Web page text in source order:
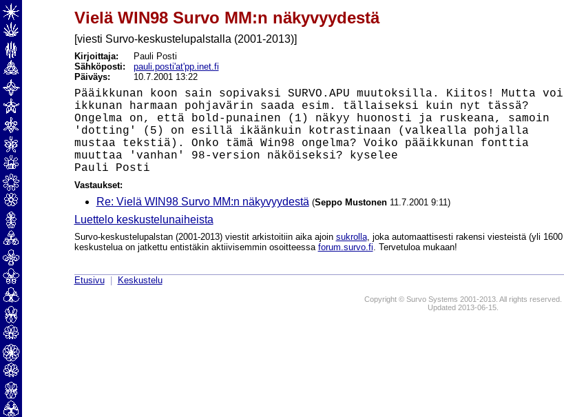
Vielä WIN98 Survo MM:n näkyvyydestä
[viesti Survo-keskustelupalstalla (2001-2013)]
Kirjoittaja:
Pauli Posti
Sähköposti: pauli.posti'at'pp.inet.fi
Päiväys:
10.7.2001 13:22
Pääikkunan koon sain sopivaksi SURVO.APU muutoksilla. Kiitos! Mutta
ikkunan harmaan pohjavärin saada esim. tällaiseksi kuin nyt tässä?
Ongelma on, että bold-punainen (1) näkyy huonosti ja ruskeana, samoin
'dotting' (5) on esillä ikäänkuin kotrastinaan (valkealla pohjalla
mustaa tekstiä). Onko tämä Win98 ongelma? Voiko pääikkunan fonttia
muuttaa 'vanhan' 98-version näköiseksi? kyselee
Vastaukset:
Re: Vielä WIN98 Survo MM:n näkyvyydestä (Seppo Mustonen11.7.2001 9:11)
Luettelo keskustelunaiheista
Survo-keskustelupalstan (2001-2013) viestit arkistoitiin aika ajoin sukrolla, joka automaattisesti rakensi viesteistä (yli
keskustelua on jatkettu entistäkin aktiivisemmin osoitteessa forum.survo.fi. Tervetuloa mukaan!
Etusivu| Keskustelu
Copyright © Survo Systems 2001-2013. All rights reserved.
Updated 2013-06-15.